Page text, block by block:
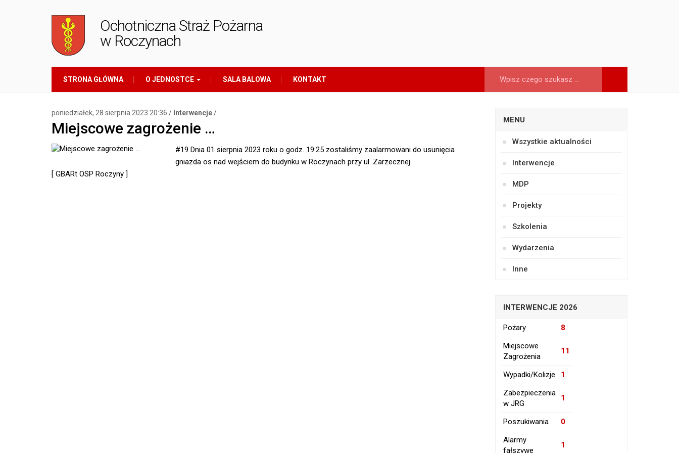
Ochotniczna Straż Pożarna
w Roczynach
STRONA GŁÓWNA O JEDNOSTCE SALA BALOWA KONTAKT
poniedziałek, 28 sierpnia 2023 20:36 / Interwencje/
Miejscowe zagrożenie …
#19 Dnia 01 sierpnia 2023 roku o godz. 19:25 zostaliśmy zaalarmowani do usunięcia
gniazda os nad wejściem do budynku w Roczynach przy ul. Zarzecznej.
[ GBARt OSP Roczyny ]
MENU
Wszystkie aktualności
Interwencje
MDP
Projekty
Szkolenia
Wydarzenia
Inne
INTERWENCJE 2026
Pożary
8
Miejscowe
Zagrożenia
11
Wypadki/Kolizje
1
Zabezpieczenia
w JRG
1
Poszukiwania
0
Alarmy
fałszywe
1